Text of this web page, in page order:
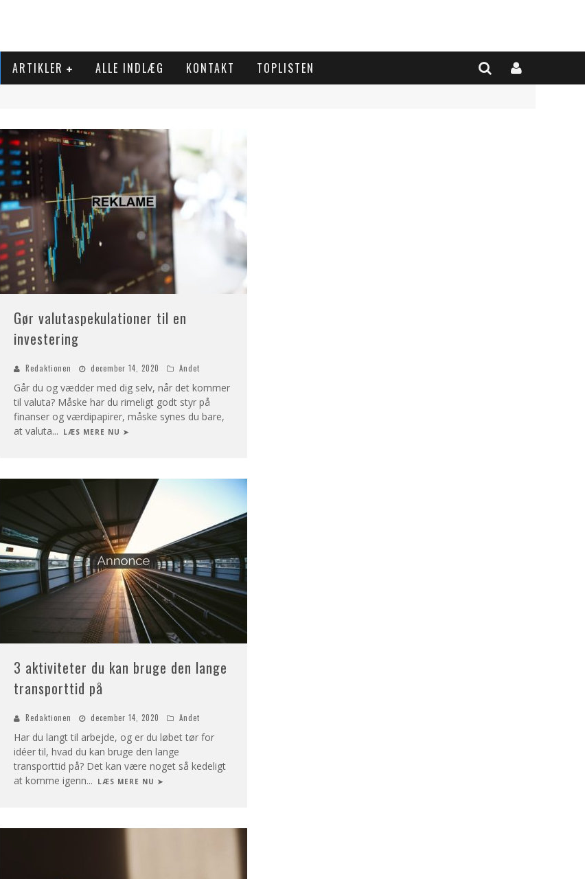
ARTIKLER ALLE INDLÆG KONTAKT TOPLISTEN
Gør valutaspekulationer til en
investering
Redaktionen december 14, 2020 Andet
Går du og vædder med dig selv, når det kommer
til valuta? Måske har du rimeligt godt styr på
finanser og værdipapirer, måske synes du bare,
at valuta... LÆS MERE NU ➤
3 aktiviteter du kan bruge den lange
transporttid på
Redaktionen december 14, 2020 Andet
Har du langt til arbejde, og er du løbet tør for
idéer til, hvad du kan bruge den lange
transporttid på? Det kan være noget så kedeligt
at komme igenn... LÆS MERE NU ➤